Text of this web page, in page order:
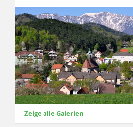
Zeige alle Galerien